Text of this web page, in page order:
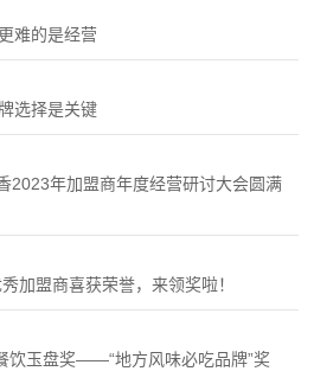
难的是经营
选择是关键
2023年加盟商年度经营研讨大会圆满
加盟商喜获荣誉，来领奖啦！
饮玉盘奖——“地方风味必吃品牌”奖